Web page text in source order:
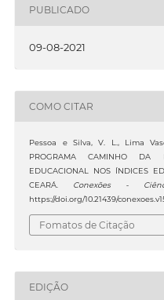
PUBLICADO
09-08-2021
COMO CITAR
Pessoa e Silva, V. L., Lima
PROGRAMA CAMINHO DA
EDUCACIONAL NOS ÍNDICES
CEARÁ. Conexões -
https://doi.org/10.21439/
Fomatos de Citação
EDIÇÃO